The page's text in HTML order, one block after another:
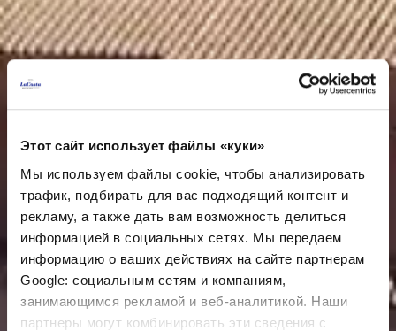
Этот сайт использует файлы «куки»
Мы используем файлы cookie, чтобы анализировать
трафик, подбирать для вас подходящий контент и
рекламу, а также дать вам возможность делиться
информацией в социальных сетях. Мы передаем
информацию о ваших действиях на сайте партнерам
Google: социальным сетям и компаниям,
занимающимся рекламой и веб-аналитикой. Наши
партнеры могут комбинировать эти сведения с